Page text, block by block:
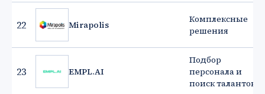
22 Mirapolis
Комплексные
решения
23 EMPL.AI
Подбор
персонала и
поиск талантов